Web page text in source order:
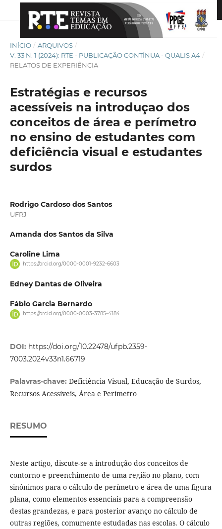
INÍCIO / ARQUIVOS /
V. 33 N. 1 (2024): RTE - PUBLICAÇÃO CONTÍNUA - QUALIS A4 /
RELATOS DE EXPERIÊNCIA
Estratégias e recursos
acessíveis na introduçao dos
conceitos de área e perímetro
no ensino de estudantes com
deficiência visual e estudantes
surdos
Rodrigo Cardoso dos Santos
UFRJ
Amanda dos Santos da Silva
Caroline Lima
https://orcid.org/0000-0001-9232-6603
Edney Dantas de Oliveira
Fábio Garcia Bernardo
https://orcid.org/0000-0003-3785-4184
DOI: https://doi.org/10.22478/ufpb.2359-
7003.2024v33n1.66719
Palavras-chave: Deficiência Visual, Educação de Surdos,
Recursos Acessíveis, Área e Perímetro
RESUMO
Neste artigo, discute-se a introdução dos conceitos de
contorno e preenchimento de uma região no plano, com
sinônimos para o cálculo de perímetro e área de uma figura
plana, como elementos essenciais para a compreensão
destas grandezas, e para posterior avanço no cálculo de
outras regiões, comumente estudadas nas escolas. O cálculo